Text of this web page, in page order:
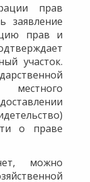
прав
заявление
прав и
участок.
о праве
можно